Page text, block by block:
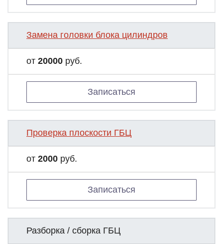
Замена головки блока цилиндров
от 20000 руб.
Записаться
Проверка плоскости ГБЦ
от 2000 руб.
Записаться
Разборка / сборка ГБЦ